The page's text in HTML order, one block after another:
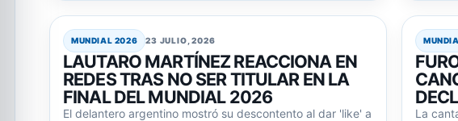
MUNDIAL 2026 23 JULIO, 2026
LAUTARO MARTÍNEZ REACCIONA EN
REDES TRAS NO SER TITULAR EN LA
FINAL DEL MUNDIAL 2026
El delantero argentino mostró su descontento al dar 'like' a
La